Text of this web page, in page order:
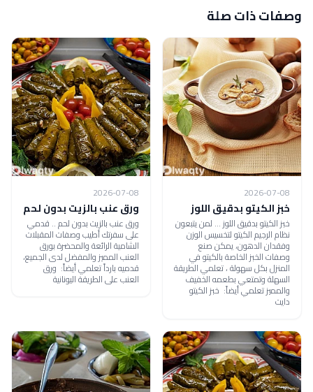
وصفات ذات صلة
2026-07-08
خبز الكيتو بدقيق اللوز
خبز الكيتو بدقيق اللوز ... لمن يتبعون
نظام الرجيم الكيتو لتخسيس الوزن
وفقدان الدهون، يمكن صنع
وصفات الخبز الخاصة بالكيتو في
المنزل بكل سهولة ، تعلمي الطريقة
السهلة وتمتعي بطعمه الخفيف
والمميز تعلمي أيضاً: خبز الكيتو
دايت
2026-07-08
ورق عنب بالزيت بدون لحم
ورق عنب بالزيت بدون لحم .. قدمي
على سفرتك أطيب وصفات المقبلات
الشامية الرائعة والمحضرة بورق
العنب المميز والمفضل لدى الجميع،
قدميه بارداً تعلمي أيضاً: ورق
العنب على الطريقة اليونانية